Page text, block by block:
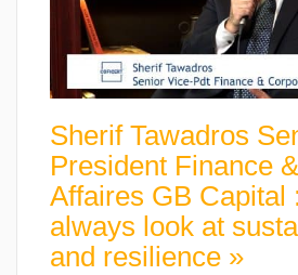
Sherif Tawadros
President Finance
Affaires GB Capital
always look at
and resilience »